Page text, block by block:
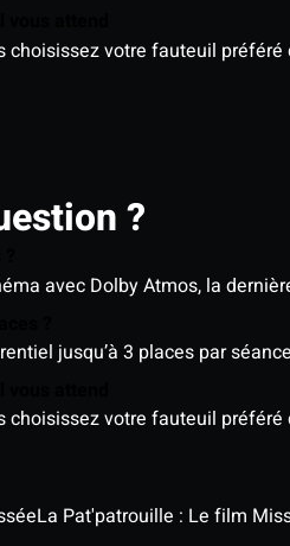
votre fauteuil
?
avec Dolby Atmos, la
jusqu’à 3 places par
votre fauteuil
La Pat'patrouille : Le film